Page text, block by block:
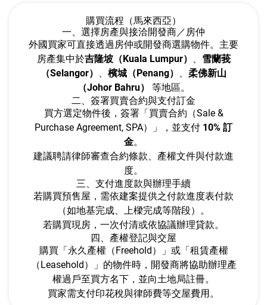
購買流程（馬來西亞）
一、選擇房產與接洽開發商／房仲
外國買家可直接透過房仲或開發商選購物件。主要
房產集中於吉隆坡（Kuala Lumpur） 、 雪蘭莪
（Selangor） 、 檳城（Penang） 、 柔佛新山
（Johor Bahru）
等地區。
二、簽署買賣合約與支付訂金
買方選定物件後，簽署「買賣合約（Sale &
Purchase Agreement, SPA）」，並支付 10% 訂
金。
建議聘請律師審查合約條款、產權文件與付款進
度。
三、支付進度款與辦理手續
若購買預售屋，需依建案提供之付款進度表付款
（如地基完成、上樑完成等階段）。
若購買現房，一次付清或依協議辦理貸款。
四、產權登記與交屋
購買「永久產權（Freehold）」或「租賃產權
（Leasehold）」的物件時，開發商將協助辦理產
權過戶至買方名下，並向土地局註冊。
買家需支付印花稅與律師費等交屋費用。